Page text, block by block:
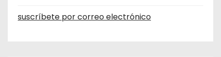
suscríbete por correo electrónico